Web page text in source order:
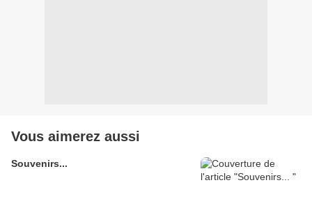
Vous aimerez aussi
Souvenirs...